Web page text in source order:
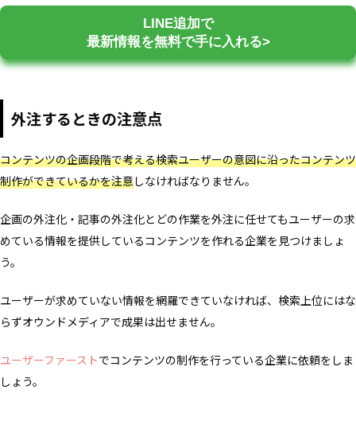
LINE追加で
最新情報を無料で手に入れる>
外注するときの注意点
コンテンツの企画段階で考える検索ユーザーの意図に沿ったコンテンツ
制作ができているかを注意しなければなりません。
企画の外注化・記事の外注化とどの作業を外注に任せてもユーザーの求
めている情報を提供しているコンテンツを作れる企業を見つけましょ
う。
ユーザーが求めていない情報を網羅できていなければ、検索上位にはな
らずオウンドメディアで成果は出せません。
ユーザーファーストでコンテンツの制作を行っている企業に依頼をしま
しょう。